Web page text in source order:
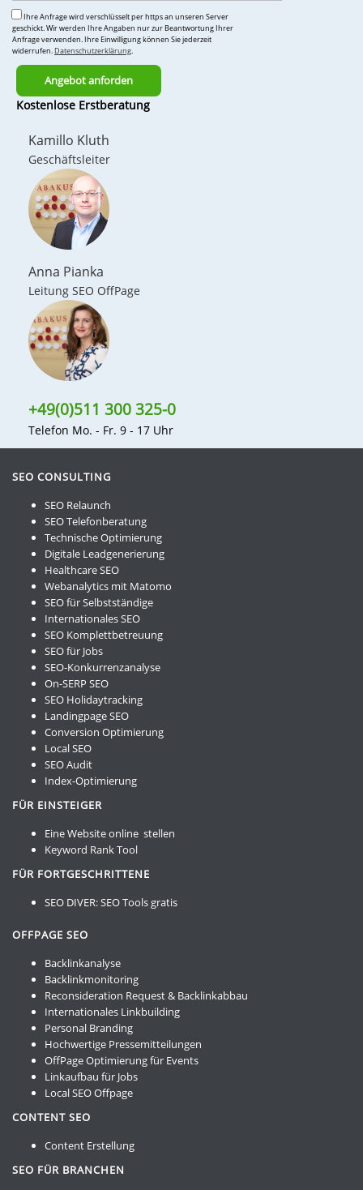
Ihre Anfrage wird verschlüsselt per https an unseren Server
geschickt. Wir werden Ihre Angaben nur zur Beantwortung Ihrer
Anfrage verwenden. Ihre Einwilligung können Sie jederzeit
widerrufen. Datenschutzerklärung
Kostenlose Erstberatung
Kamillo Kluth
Geschäftsleiter
Anna Pianka
Leitung SEO OffPage
+49(0)511 300 325-0
Telefon Mo. - Fr. 9 - 17 Uhr
SEO CONSULTING
SEO Relaunch
SEO Telefonberatung
Technische Optimierung
Digitale Leadgenerierung
Healthcare SEO
Webanalytics mit Matomo
SEO für Selbstständige
Internationales SEO
SEO Komplettbetreuung
SEO für Jobs
SEO-Konkurrenzanalyse
On-SERP SEO
SEO Holidaytracking
Landingpage SEO
Conversion Optimierung
Local SEO
SEO Audit
Index-Optimierung
FÜR EINSTEIGER
Eine Website online stellen
Keyword Rank Tool
FÜR FORTGESCHRITTENE
SEO DIVER:SEO Tools gratis
OFFPAGE SEO
Backlinkanalyse
Backlinkmonitoring
Reconsideration Request & Backlinkabbau
Internationales Linkbuilding
Personal Branding
Hochwertige Pressemitteilungen
OffPage Optimierung für Events
Linkaufbau für Jobs
Local SEO Offpage
CONTENT SEO
Content Erstellung
SEO FÜR BRANCHEN